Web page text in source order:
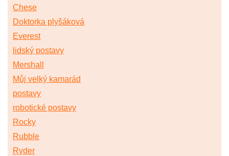
Chese
Doktorka plyšáková
Everest
lidský postavy
Mershall
Můj velký kamarád
postavy
robotické postavy
Rocky
Rubble
Ryder